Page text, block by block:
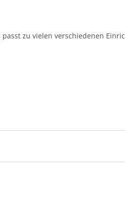
zu vielen verschiedenen